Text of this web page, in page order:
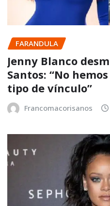
FARANDULA
Jenny Blanco
Santos: “No
tipo de vínculo”
Francomacorisanos